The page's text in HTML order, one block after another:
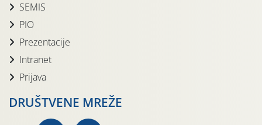
SEMIS
PIO
Prezentacije
Intranet
Prijava
DRUŠTVENE MREŽE